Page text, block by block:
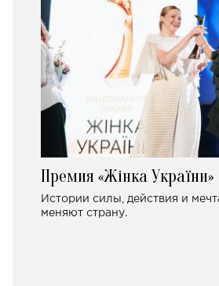
Премия «Жінка України»
Истории силы, действия и
меняют страну.